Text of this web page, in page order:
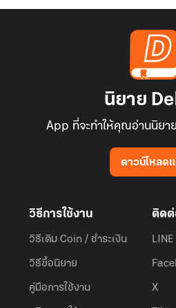
นิยาย
App ที่จะทำให้คุณอ่านนิยา
ดาวน์โหลด
วิธีการใช้งาน
วิธีเติม Coin / ชำระเงิน
วิธีซื้อนิยาย
คู่มือการใช้งาน
ติดต่
X